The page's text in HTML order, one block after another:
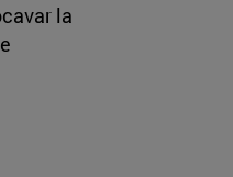
la